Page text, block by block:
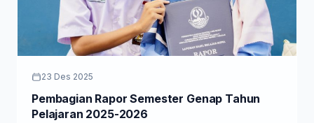
23 Des 2025
Pembagian Rapor Semester Genap Tahun
Pelajaran 2025-2026